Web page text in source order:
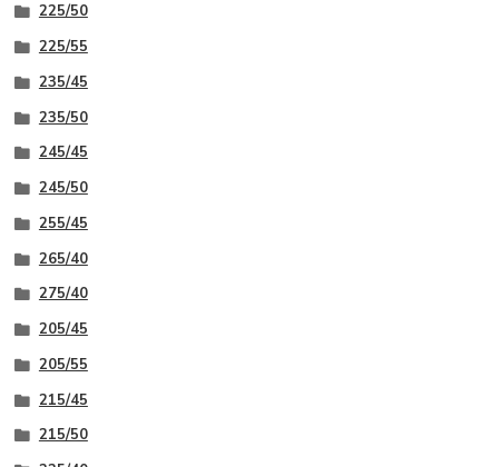
225/50
225/55
235/45
235/50
245/45
245/50
255/45
265/40
275/40
205/45
205/55
215/45
215/50